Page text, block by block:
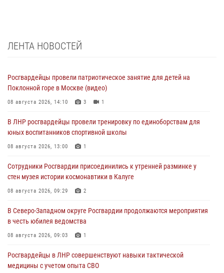
ЛЕНТА НОВОСТЕЙ
Росгвардейцы провели патриотическое занятие для детей на
Поклонной горе в Москве (видео)
08 августа 2026, 14:10 3 1
В ЛНР росгвардейцы провели тренировку по единоборствам для
юных воспитанников спортивной школы
08 августа 2026, 13:00 1
Сотрудники Росгвардии присоединились к утренней разминке у
стен музея истории космонавтики в Калуге
08 августа 2026, 09:29 2
В Северо-Западном округе Росгвардии продолжаются мероприятия
в честь юбилея ведомства
08 августа 2026, 09:03 1
Росгвардейцы в ЛНР совершенствуют навыки тактической
медицины с учетом опыта СВО